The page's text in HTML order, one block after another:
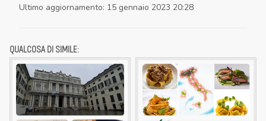
Ultimo aggiornamento: 15 gennaio 2023 20:28
QUALCOSA DI SIMILE: